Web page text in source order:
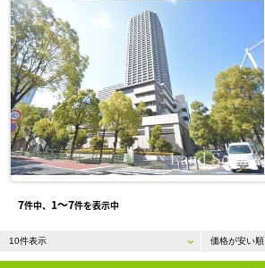
7件中、 1〜7件を表示中